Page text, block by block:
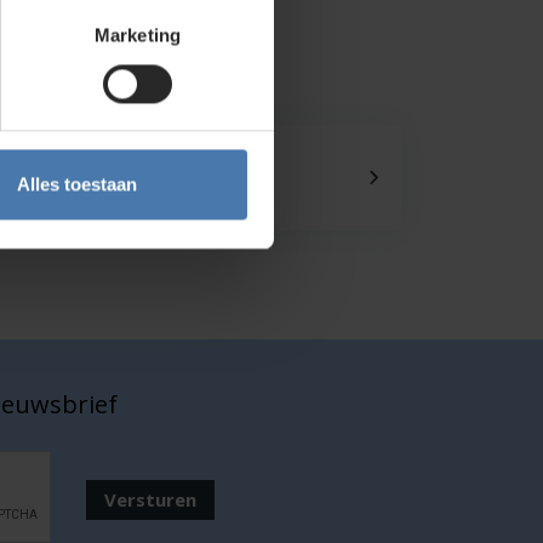
Marketing
Alles toestaan
Kom je langs?
Versturen